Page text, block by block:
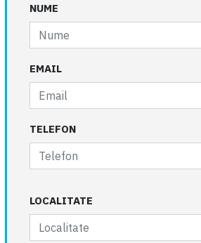
NUME
EMAIL
TELEFON
LOCALITATE